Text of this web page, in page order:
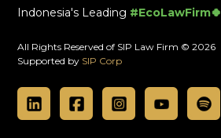
Indonesia's Leading #EcoLawFirm🍀
All Rights Reserved of SIP Law Firm © 2026
Supported by SIP Corp